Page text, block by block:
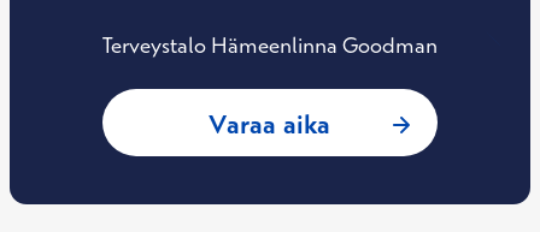
Terveystalo Hämeenlinna Goodman
Varaa aika : Julia